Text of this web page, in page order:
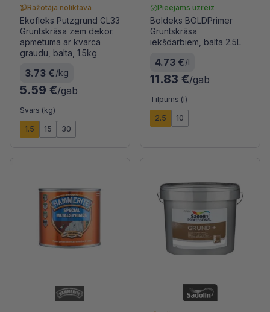
Ražotāja noliktavā
Ekofleks Putzgrund GL33
Gruntskrāsa zem dekor.
apmetuma ar kvarca
graudu, balta, 1.5kg
3.73 €/kg
5.59 €/gab
Svars (kg)
1.5 15 30
Pieejams uzreiz
Boldeks BOLDPrimer
Gruntskrāsa
iekšdarbiem, balta 2.5L
4.73 €/l
11.83 €/gab
Tilpums (l)
2.5 10